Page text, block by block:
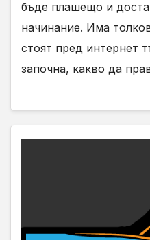
бъде плашещо и
начинание. Има
стоят пред интернет
започна, какво да